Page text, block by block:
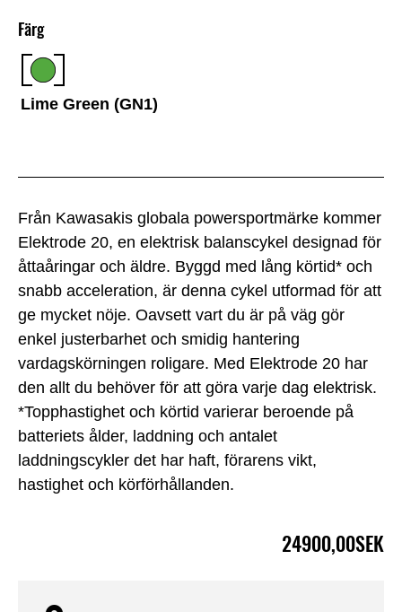
Från Kawasakis globala powersportmärke kommer
Elektrode 20, en elektrisk balanscykel designad för
åttaåringar och äldre. Byggd med lång körtid* och
snabb acceleration, är denna cykel utformad för att
ge mycket nöje. Oavsett vart du är på väg gör
enkel justerbarhet och smidig hantering
vardagskörningen roligare. Med Elektrode 20 har
den allt du behöver för att göra varje dag elektrisk.
*Topphastighet och körtid varierar beroende på
batteriets ålder, laddning och antalet
laddningscykler det har haft, förarens vikt,
hastighet och körförhållanden.
24900,00SEK
Färg
Lime Green (GN1)